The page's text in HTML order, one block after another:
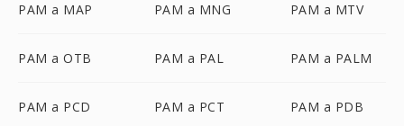
PAM a MAP PAM a MNG PAM a MTV
PAM a OTB PAM a PAL PAM a PALM
PAM a PCD PAM a PCT PAM a PDB